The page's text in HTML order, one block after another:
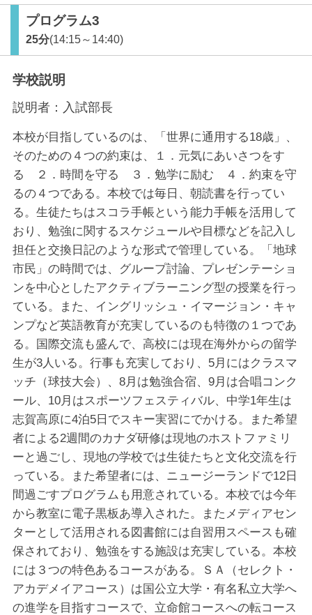
プログラム3
25分(14:15～14:40)
学校説明
説明者： 入試部長
本校が目指しているのは、「世界に通用する18歳」、
そのための４つの約束は、１．元気にあいさつをす
る ２．時間を守る ３．勉学に励む ４．約束を守
るの４つである。本校では毎日、朝読書を行ってい
る。生徒たちはスコラ手帳という能力手帳を活用して
おり、勉強に関するスケジュールや目標などを記入し
担任と交換日記のような形式で管理している。「地球
市民」の時間では、グループ討論、プレゼンテーショ
ンを中心としたアクティブラーニング型の授業を行っ
ている。また、イングリッシュ・イマージョン・キャ
ンプなど英語教育が充実しているのも特徴の１つであ
る。国際交流も盛んで、高校には現在海外からの留学
生が3人いる。行事も充実しており、5月にはクラスマ
ッチ（球技大会）、8月は勉強合宿、9月は合唱コンク
ール、10月はスポーツフェスティバル、中学1年生は
志賀高原に4泊5日でスキー実習にでかける。また希望
者による2週間のカナダ研修は現地のホストファミリ
ーと過ごし、現地の学校では生徒たちと文化交流を行
っている。また希望者には、ニュージーランドで12日
間過ごすプログラムも用意されている。本校では今年
から教室に電子黒板あ導入された。またメディアセン
ターとして活用される図書館には自習用スペースも確
保されており、勉強をする施設は充実している。本校
には３つの特色あるコースがある。ＳＡ（セレクト・
アカデメイアコース）は国公立大学・有名私立大学へ
の進学を目指すコースで、立命館コースへの転コース